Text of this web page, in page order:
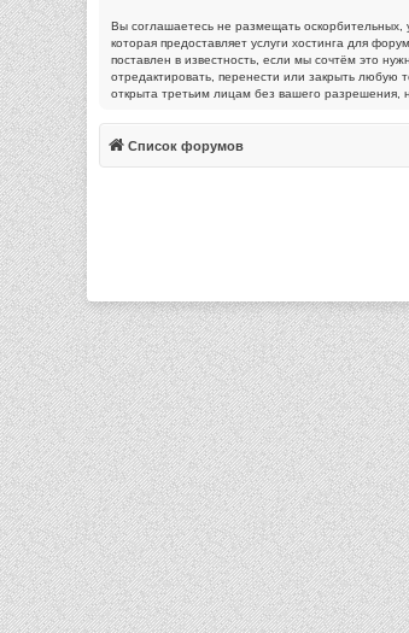
Вы соглашаетесь не размещать
которая предоставляет услуги хостинга для
поставлен в известность, если мы сочтём это
отредактировать, перенести или закрыть
открыта третьим лицам без вашего разрешения,
Список форумов